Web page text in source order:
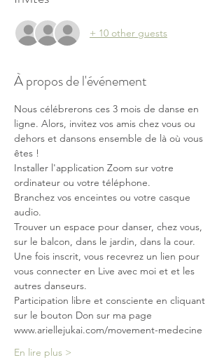
+ 10 other guests
À propos de l'événement
Nous célébrerons ces 3 mois de danse en
ligne. Alors, invitez vos amis chez vous ou
dehors et dansons ensemble de là où vous
êtes !
Installer l'application Zoom sur votre
ordinateur ou votre téléphone.
Branchez vos enceintes ou votre casque
audio.
Trouver un espace pour danser, chez vous,
sur le balcon, dans le jardin, dans la cour.
Une fois inscrit, vous recevrez un lien pour
vous connecter en Live avec moi et et les
autres danseurs.
Participation libre et consciente en cliquant
sur le bouton Don sur ma page
www.ariellejukai.com/movement-medecine
En lire plus >